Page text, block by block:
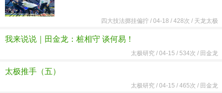
四大技法掷挂偏拧 / 04-18 / 428次 / 天龙太极
我来说说｜田金龙：桩相守 谈何易！
太极研究 / 04-15 / 534次 / 田金龙
太极推手（五）
太极研究 / 04-15 / 465次 / 田金龙